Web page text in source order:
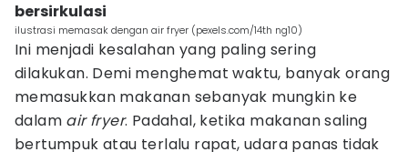
bersirkulasi
ilustrasi memasak dengan air fryer (pexels.com/14th ng10)
Ini menjadi kesalahan yang paling sering
dilakukan. Demi menghemat waktu, banyak orang
memasukkan makanan sebanyak mungkin ke
dalam air fryer. Padahal, ketika makanan saling
bertumpuk atau terlalu rapat, udara panas tidak